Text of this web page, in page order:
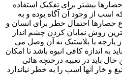
بیشتر برای تفکیک استفاده
اسب از وجود آن آگاه بوده و به
حصارها احتمال خطر برای انسان و
روش نمایان کردن چشم انداز
پارچه یا پلاستیک به آن وصل می
به اندازه کافی انبوه باشد تا امکان
باید در تعبیه درختچه هائی
و خار آنها اسب را به خطر نیاندازد